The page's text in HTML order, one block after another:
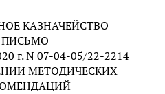
КАЗНАЧЕЙСТВО
ПИСЬМО
г. N 07-04-05/22-2214
МЕТОДИЧЕСКИХ